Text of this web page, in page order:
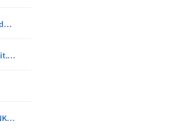
TalletaElaimenHaltijakohtaisetTiedotTapahtuma.v1 (UNKNOWN)
HaeElaintenpitajanMitatoidytMerkit.v1 (UNKNOWN)
HaeElaimenTeurastustiedot.v1 (UNKNOWN)